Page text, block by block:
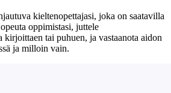
kieltenopettajasi, joka on saatavilla
oppimistasi, juttele
kirjoittaen tai puhuen, ja vastaanota aidon
ja milloin vain.